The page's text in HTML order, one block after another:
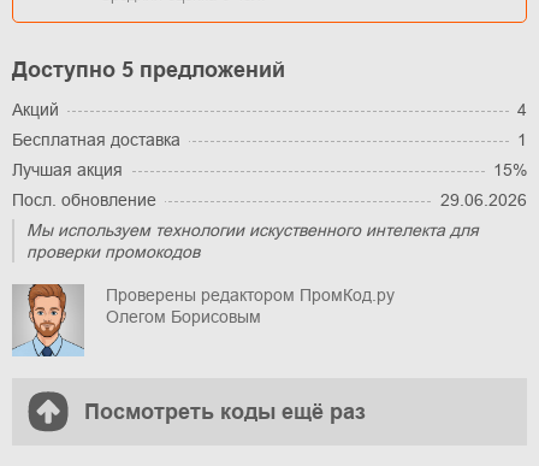
Доступно 5 предложений
Акций
4
Бесплатная доставка
1
Лучшая акция
15%
Посл. обновление
29.06.2026
Мы используем технологии искуственного интелекта для
проверки промокодов
Проверены редактором ПромКод.ру
Олегом Борисовым
Посмотреть коды ещё раз